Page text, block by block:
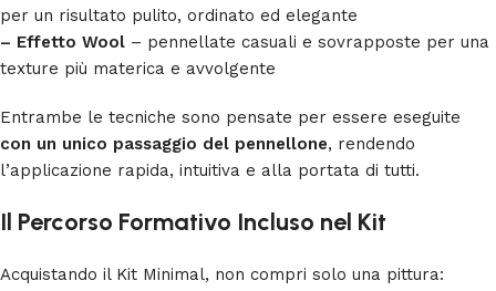
per un risultato pulito, ordinato ed elegante
– Effetto Wool – pennellate casuali e sovrapposte per una
texture più materica e avvolgente
Entrambe le tecniche sono pensate per essere eseguite
con un unico passaggio del pennellone, rendendo
l’applicazione rapida, intuitiva e alla portata di tutti.
Il Percorso Formativo Incluso nel Kit
Acquistando il Kit Minimal, non compri solo una pittura: